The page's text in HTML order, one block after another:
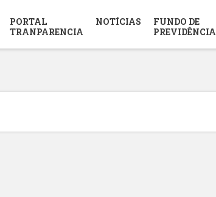
PORTAL
TRANPARENCIA
NOTÍCIAS
FUNDO DE
PREVIDÊNCIA